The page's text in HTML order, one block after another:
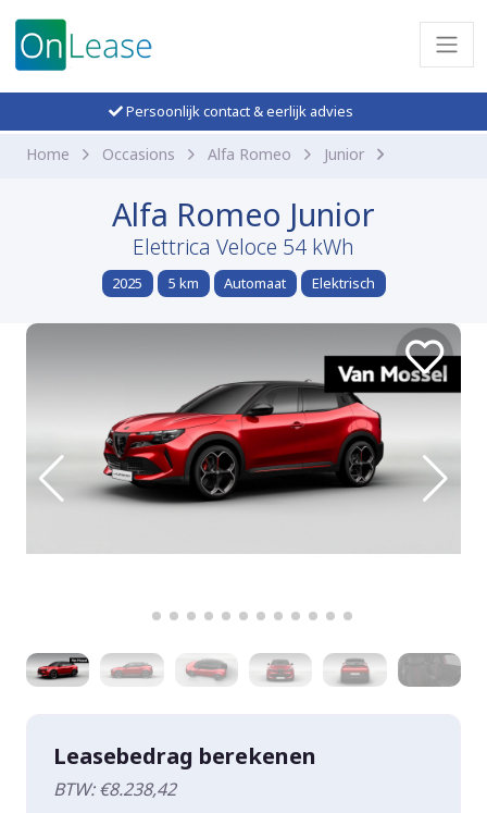
Persoonlijk contact & eerlijk advies
Home Occasions Alfa Romeo Junior
Alfa Romeo Junior
Elettrica Veloce 54 kWh
2025 5 km Automaat Elektrisch
Leasebedrag berekenen
BTW: €8.238,42